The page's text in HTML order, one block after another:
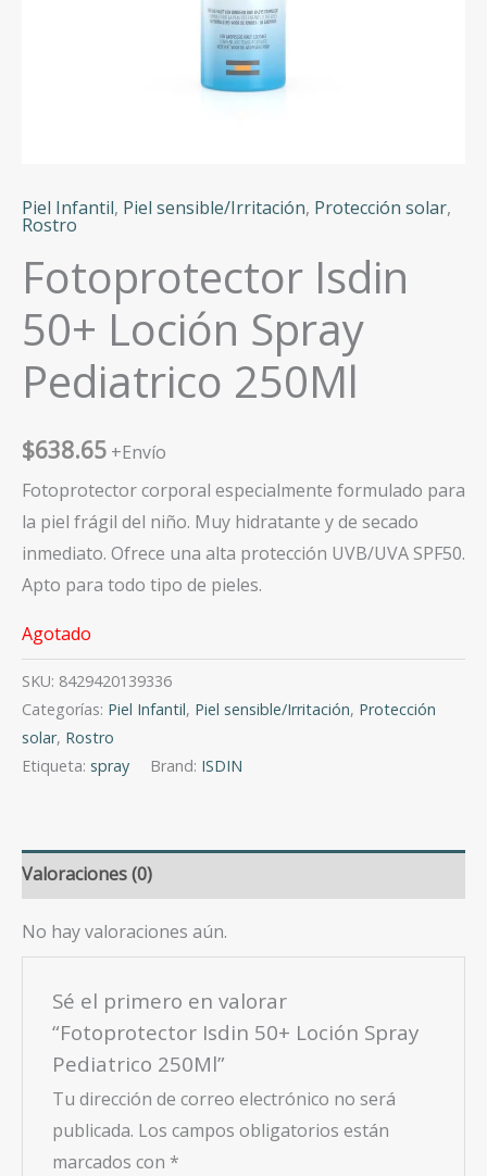
Piel Infantil, Piel sensible/Irritación, Protección solar,
Rostro
Fotoprotector Isdin
50+ Loción Spray
Pediatrico 250Ml
$638.65 +Envío
Fotoprotector corporal especialmente formulado para
la piel frágil del niño. Muy hidratante y de secado
inmediato. Ofrece una alta protección UVB/UVA SPF50.
Apto para todo tipo de pieles.
Agotado
SKU: 8429420139336
Categorías: Piel Infantil, Piel sensible/Irritación, Protección
solar, Rostro
Etiqueta: spray Brand: ISDIN
Valoraciones (0)
No hay valoraciones aún.
Sé el primero en valorar
“Fotoprotector Isdin 50+ Loción Spray
Pediatrico 250Ml”
Tu dirección de correo electrónico no será
publicada. Los campos obligatorios están
marcados con *